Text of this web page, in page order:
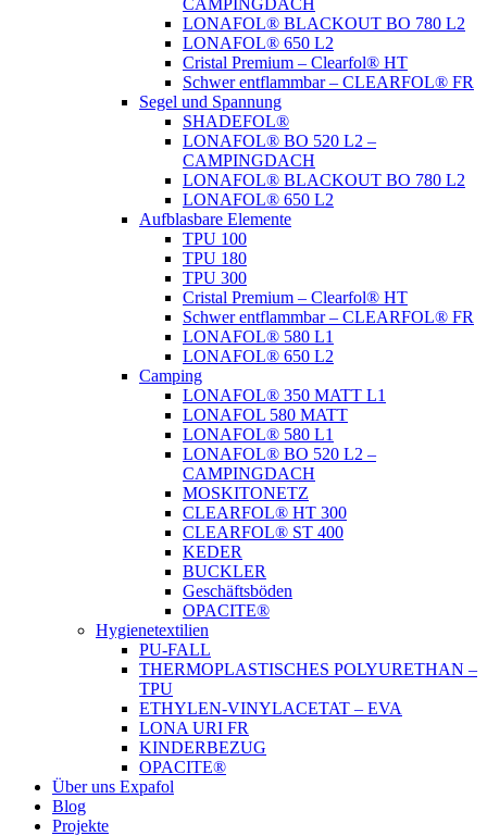
CAMPINGDACH
LONAFOL® BLACKOUT BO 780 L2
LONAFOL® 650 L2
Cristal Premium – Clearfol® HT
Schwer entflammbar – CLEARFOL® FR
Segel und Spannung
SHADEFOL®
LONAFOL® BO 520 L2 –
CAMPINGDACH
LONAFOL® BLACKOUT BO 780 L2
LONAFOL® 650 L2
Aufblasbare Elemente
TPU 100
TPU 180
TPU 300
Cristal Premium – Clearfol® HT
Schwer entflammbar – CLEARFOL® FR
LONAFOL® 580 L1
LONAFOL® 650 L2
Camping
LONAFOL® 350 MATT L1
LONAFOL 580 MATT
LONAFOL® 580 L1
LONAFOL® BO 520 L2 –
CAMPINGDACH
MOSKITONETZ
CLEARFOL® HT 300
CLEARFOL® ST 400
KEDER
BUCKLER
Geschäftsböden
OPACITE®
Hygienetextilien
PU-FALL
THERMOPLASTISCHES POLYURETHAN –
TPU
ETHYLEN-VINYLACETAT – EVA
LONA URI FR
KINDERBEZUG
OPACITE®
Über uns Expafol
Blog
Projekte